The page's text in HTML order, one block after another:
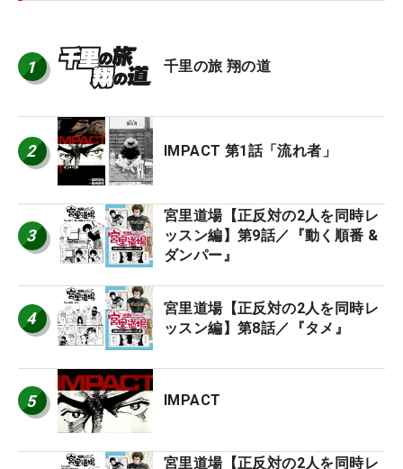
1 千里の旅 翔の道
2 IMPACT 第1話「流れ者」
3
宮里道場【正反対の2人を同時レ
ッスン編】第9話／『動く順番 &
ダンパー』
4
宮里道場【正反対の2人を同時レ
ッスン編】第8話／『タメ』
5 IMPACT
宮里道場【正反対の2人を同時レ